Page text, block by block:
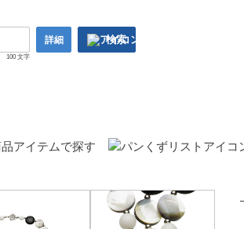
100 文字
詳細 検索
アイテムで探す